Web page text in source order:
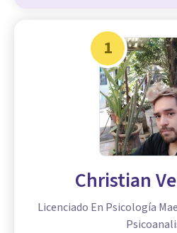
1
Christian
Licenciado En Psicología